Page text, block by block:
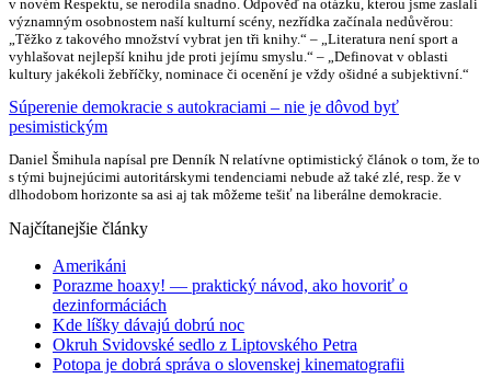
v novém Respektu, se nerodila snadno. Odpověď na otázku, kterou jsme zaslali
významným osobnostem naší kulturní scény, nezřídka začínala nedůvěrou:
„Těžko z takového množství vybrat jen tři knihy.“ – „Literatura není sport a
vyhlašovat nejlepší knihu jde proti jejímu smyslu.“ – „Definovat v oblasti
kultury jakékoli žebříčky, nominace či ocenění je vždy ošidné a subjektivní.“
Súperenie demokracie s autokraciami – nie je dôvod byť
pesimistickým
Daniel Šmihula napísal pre Denník N relatívne optimistický článok o tom, že to
s tými bujnejúcimi autoritárskymi tendenciami nebude až také zlé, resp. že v
dlhodobom horizonte sa asi aj tak môžeme tešiť na liberálne demokracie.
Najčítanejšie články
Amerikáni
Porazme hoaxy! — praktický návod, ako hovoriť o
dezinformáciách
Kde líšky dávajú dobrú noc
Okruh Svidovské sedlo z Liptovského Petra
Potopa je dobrá správa o slovenskej kinematografii